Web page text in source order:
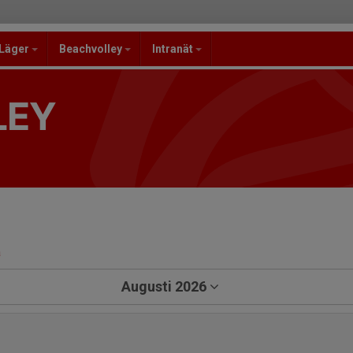
Beachvolley Intranät
Augusti 2026